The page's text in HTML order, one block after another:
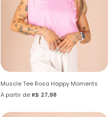
Muscle Tee Rosa Happy Moments
A partir de R$ 27,98